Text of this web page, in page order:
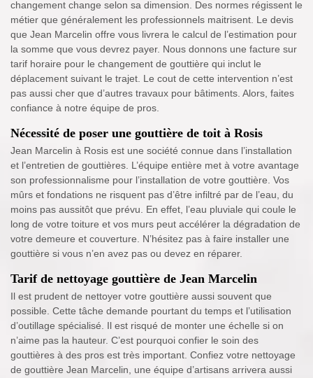
changement change selon sa dimension. Des normes régissent le
métier que généralement les professionnels maitrisent. Le devis
que Jean Marcelin offre vous livrera le calcul de l’estimation pour
la somme que vous devrez payer. Nous donnons une facture sur
tarif horaire pour le changement de gouttière qui inclut le
déplacement suivant le trajet. Le cout de cette intervention n’est
pas aussi cher que d’autres travaux pour bâtiments. Alors, faites
confiance à notre équipe de pros.
Nécessité de poser une gouttière de toit à Rosis
Jean Marcelin à Rosis est une société connue dans l’installation
et l’entretien de gouttières. L’équipe entière met à votre avantage
son professionnalisme pour l’installation de votre gouttière. Vos
mûrs et fondations ne risquent pas d’être infiltré par de l’eau, du
moins pas aussitôt que prévu. En effet, l’eau pluviale qui coule le
long de votre toiture et vos murs peut accélérer la dégradation de
votre demeure et couverture. N’hésitez pas à faire installer une
gouttière si vous n’en avez pas ou devez en réparer.
Tarif de nettoyage gouttière de Jean Marcelin
Il est prudent de nettoyer votre gouttière aussi souvent que
possible. Cette tâche demande pourtant du temps et l’utilisation
d’outillage spécialisé. Il est risqué de monter une échelle si on
n’aime pas la hauteur. C’est pourquoi confier le soin des
gouttières à des pros est très important. Confiez votre nettoyage
de gouttière Jean Marcelin, une équipe d’artisans arrivera aussi